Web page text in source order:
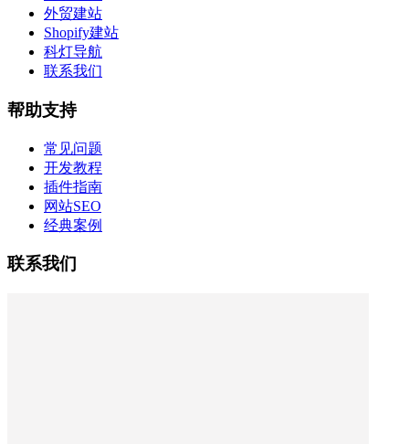
外贸建站
Shopify建站
科灯导航
联系我们
帮助支持
常见问题
开发教程
插件指南
网站SEO
经典案例
联系我们